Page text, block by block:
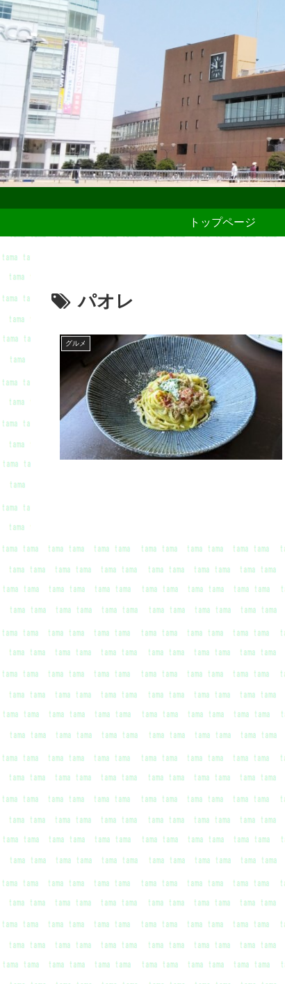
トップページ
パオレ
グルメ